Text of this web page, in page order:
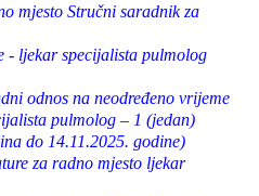
mjesto Stručni saradnik za
- ljekar specijalista pulmolog
odnos na neodređeno vrijeme
pulmolog – 1 (jedan)
do 14.11.2025. godine)
za radno mjesto ljekar